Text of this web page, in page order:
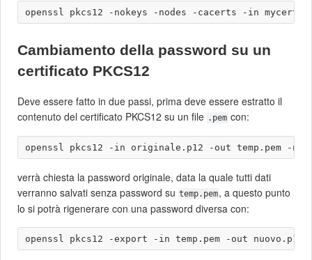
Cambiamento della password su un
certificato PKCS12
Deve essere fatto in due passi, prima deve essere estratto il
contenuto del certificato PKCS12 su un file .pem con:
verrà chiesta la password originale, data la quale tutti dati
verranno salvati senza password su temp.pem, a questo punto
lo si potrà rigenerare con una password diversa con: